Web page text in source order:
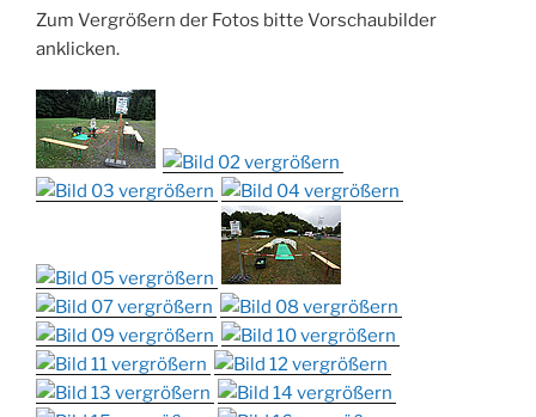
Zum Vergrößern der Fotos bitte Vorschaubilder
anklicken.